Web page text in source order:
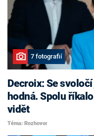
7 fotografií
Decroix: Se
hodná. Spolu
vidět
Téma: Rozhovor